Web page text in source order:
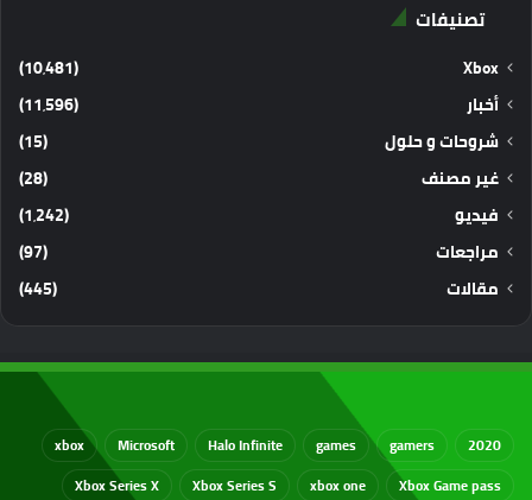
تصنيفات
Xbox
(10٬481)
أخبار
(11٬596)
شروحات و حلول
(15)
غير مصنف
(28)
فيديو
(1٬242)
مراجعات
(97)
مقالات
(445)
2020
gamers
games
Halo Infinite
Microsoft
xbox
Xbox Game pass
xbox one
Xbox Series S
Xbox Series X